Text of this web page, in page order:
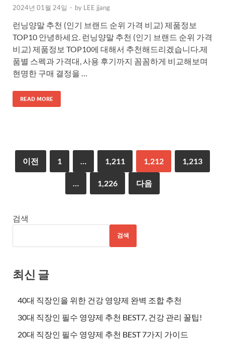
2024년 01월 24일 - by LEE jjang
런닝양말 추천 (인기 브랜드 순위 가격 비교) 제품정보
TOP10 안녕하세요. 런닝양말 추천 (인기 브랜드 순위 가격
비교) 제품정보 TOP10에 대해서 추천해드리겠습니다.제
품별 스펙과 가격대, 사용 후기까지 꼼꼼하게 비교해보며
현명한 구매 결정을 …
READ MORE
이전 1 1,211 1,212 1,213
1,226 다음
검색
검색
최신 글
40대 직장인을 위한 건강 영양제 완벽 조합 추천
30대 직장인 필수 영양제 추천 BEST7, 건강 관리 꿀팁!
20대 직장인 필수 영양제 추천 BEST 7가지 가이드